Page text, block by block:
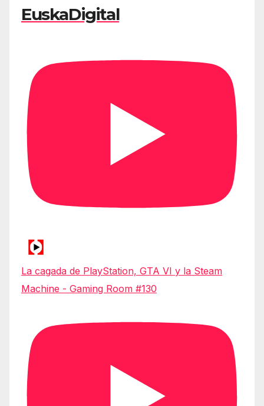
EuskaDigital
La cagada de PlayStation, GTA VI y la Steam
Machine - Gaming Room #130